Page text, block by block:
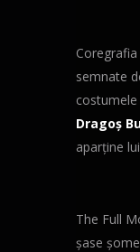
semnate
Dragoş
aparţine lui
The Full
şase